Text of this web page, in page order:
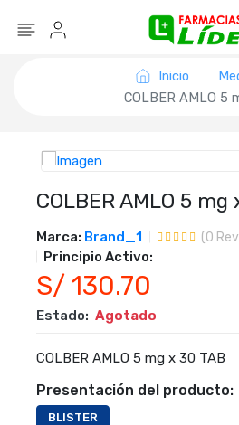
Seguir mi pedido
Inicio
COLBER AMLO 5
COLBER AMLO 5 mg
Marca: Brand_1 (0
Principio Activo:
S/ 130.70
Estado: Agotado
COLBER AMLO 5 mg x 30 TAB
Presentación del producto:
BLISTER